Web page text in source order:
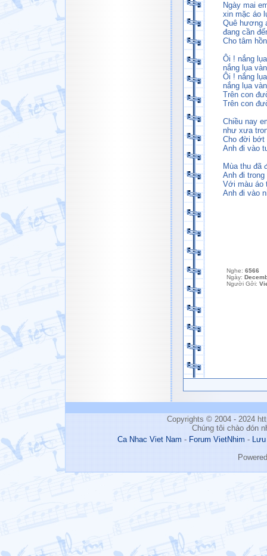
Ngày mai
xin mặc áo
Quê hương
đang cần
Cho tâm
Ôi ! nắng
nắng lụa
Ôi ! nắng
nắng lụa
Trên con
Trên con
Chiều nay
như xưa
Cho đời bớt
Anh đi vào
Mùa thu đã
Anh đi trong
Với màu áo
Anh đi vào
Nghe: 6566
Ngày:
Người Gởi:
Copyrights © 2004 - 2024
Chúng tôi chào đón
Ca Nhac Viet Nam-Forum VietNhim-